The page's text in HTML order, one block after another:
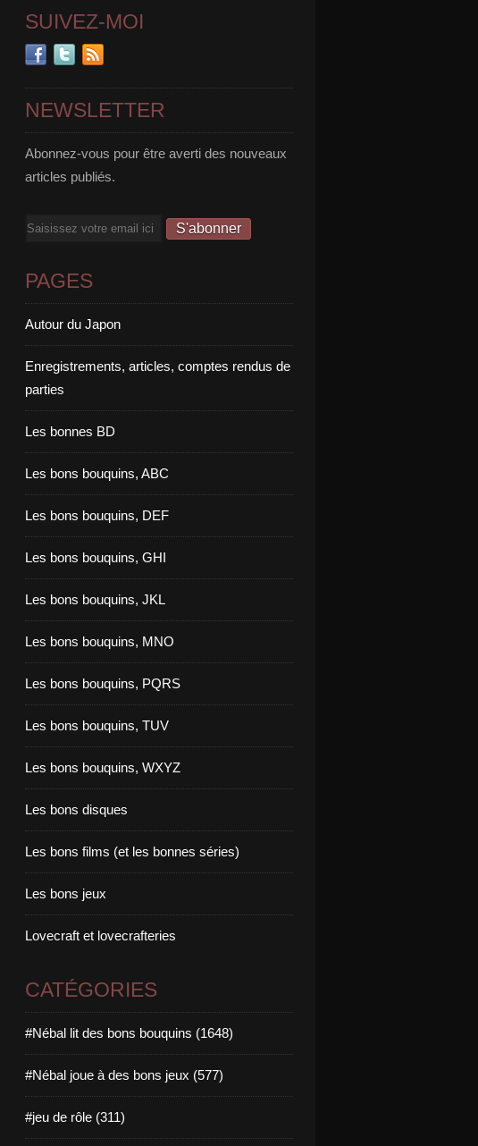
SUIVEZ-MOI
NEWSLETTER
Abonnez-vous pour être averti des nouveaux
articles publiés.
Email
PAGES
Autour du Japon
Enregistrements, articles, comptes rendus de
parties
Les bonnes BD
Les bons bouquins, ABC
Les bons bouquins, DEF
Les bons bouquins, GHI
Les bons bouquins, JKL
Les bons bouquins, MNO
Les bons bouquins, PQRS
Les bons bouquins, TUV
Les bons bouquins, WXYZ
Les bons disques
Les bons films (et les bonnes séries)
Les bons jeux
Lovecraft et lovecrafteries
CATÉGORIES
#Nébal lit des bons bouquins (1648)
#Nébal joue à des bons jeux (577)
#jeu de rôle (311)